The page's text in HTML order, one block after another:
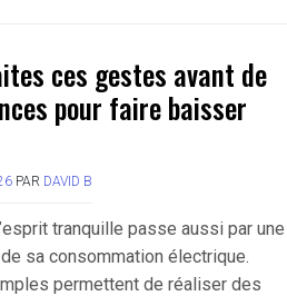
ces gestes avant de
pour faire baisser
PAR DAVID B
tranquille passe aussi par une
sa consommation électrique.
permettent de réaliser des